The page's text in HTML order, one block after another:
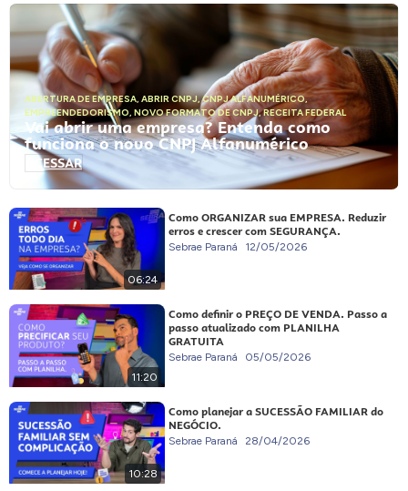
ABERTURA DE EMPRESA, ABRIR CNPJ,CNPJ ALFANUMÉRICO,
EMPREENDEDORISMO, NOVO FORMATO DE CNPJ,RECEITA FEDERAL
Vai abrir uma empresa? Entenda como
funciona o novo CNPJ Alfanumérico
ACESSAR
06:24
Como ORGANIZAR sua EMPRESA. Reduzir
erros e crescer com SEGURANÇA.
Sebrae Paraná 12/05/2026
11:20
Como definir o PREÇO DE VENDA. Passo a
passo atualizado com PLANILHA
GRATUITA
Sebrae Paraná 05/05/2026
10:28
Como planejar a SUCESSÃO FAMILIAR do
NEGÓCIO.
Sebrae Paraná 28/04/2026